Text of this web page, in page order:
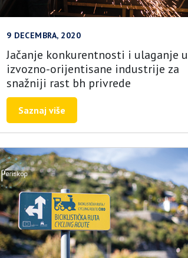
9 DECEMBRA, 2020
Jačanje konkurentnosti i ulaganje u
izvozno-orijentisane industrije za
snažniji rast bh privrede
Saznaj više